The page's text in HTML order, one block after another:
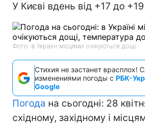
У Києві вдень від +17 до +19
Фото: в Україні місцями очікуються дощі
Стихия не застанет врасплох!
изменениями погоды с РБК-
Google
Погода на сьогодні: 28
східному, західному і